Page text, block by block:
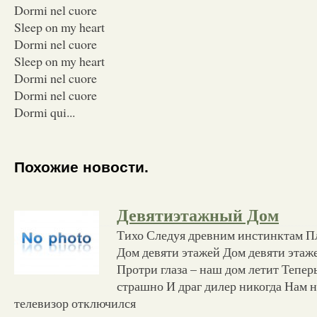
Dormi nel cuore
Sleep on my heart
Dormi nel cuore
Sleep on my heart
Dormi nel cuore
Dormi nel cuore
Dormi qui...
Похожие новости.
Девятиэтажный Дом
Тихо Следуя древним инстинктам
Дом девяти этажей Дом девяти
Протри глаза – наш дом летит
страшно И драг дилер никогда Нам
телевизор отключился